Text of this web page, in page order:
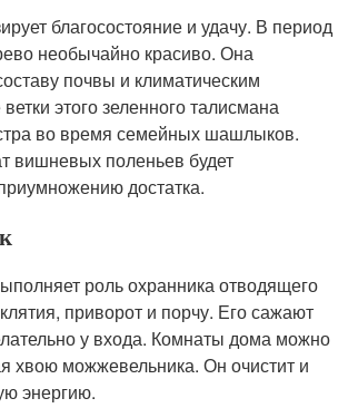
благосостояние и удачу. В период
необычайно красиво. Она
почвы и климатическим
этого зеленного талисмана
во время семейных шашлыков.
вишневых поленьев будет
достатка.
роль охранника отводящего
приворот и порчу. Его сажают
у входа. Комнаты дома можно
хвою можжевельника. Он очистит и
энергию.